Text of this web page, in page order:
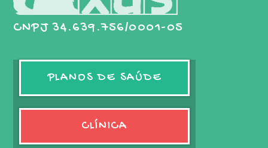
CNPJ 34.639.756/0001-05
PLANOS DE SAÚDE
CLÍNICA